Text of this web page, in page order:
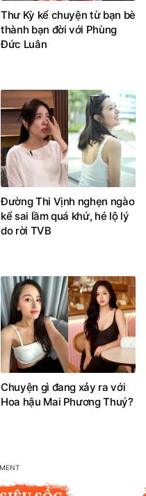
Thư Kỳ kể chuyện từ bạn bè
thành bạn đời với Phùng
Đức Luân
Đường Thi Vịnh nghẹn ngào
kể sai lầm quá khứ, hé lộ lý
do rời TVB
Chuyện gì đang xảy ra với
Hoa hậu Mai Phương Thuý?